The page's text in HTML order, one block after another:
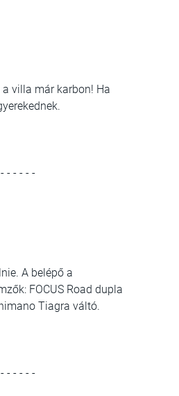
villa már karbon! Ha
- - - - -
A belépő a
FOCUS Road dupla
Tiagra váltó.
- - - - -